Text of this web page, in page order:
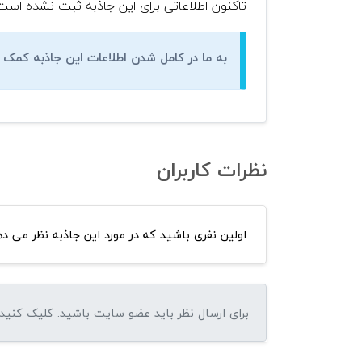
تاکنون اطلاعاتی برای این جاذبه ثبت نشده
به ما در کامل شدن اطلاعات این جاذبه کمک
نظرات کاربران
اولین نفری باشید که در مورد این جاذبه نظر می